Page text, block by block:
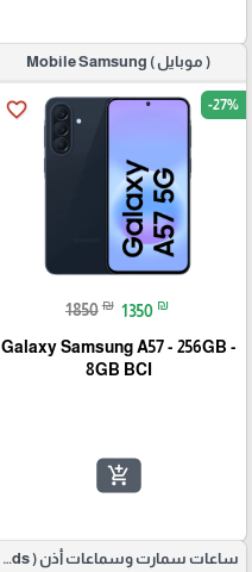
( موبايل ) Mobile Samsung
favorite_border -27%
1850 ₪ 1350 ₪
Galaxy Samsung A57 - 256GB -
8GB BCI
add_shopping_cart
ساعات سمارت وسماعات أذن ( Watch Smart & buds )